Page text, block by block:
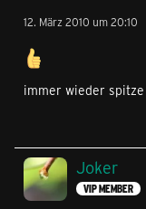
12. März 2010 um 20:10
immer wieder
Joker
VIP MEMBER